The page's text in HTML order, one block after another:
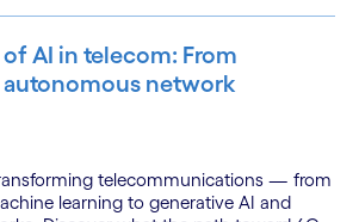
AI in telecom: From
network
telecommunications — from
learning to generative AI and